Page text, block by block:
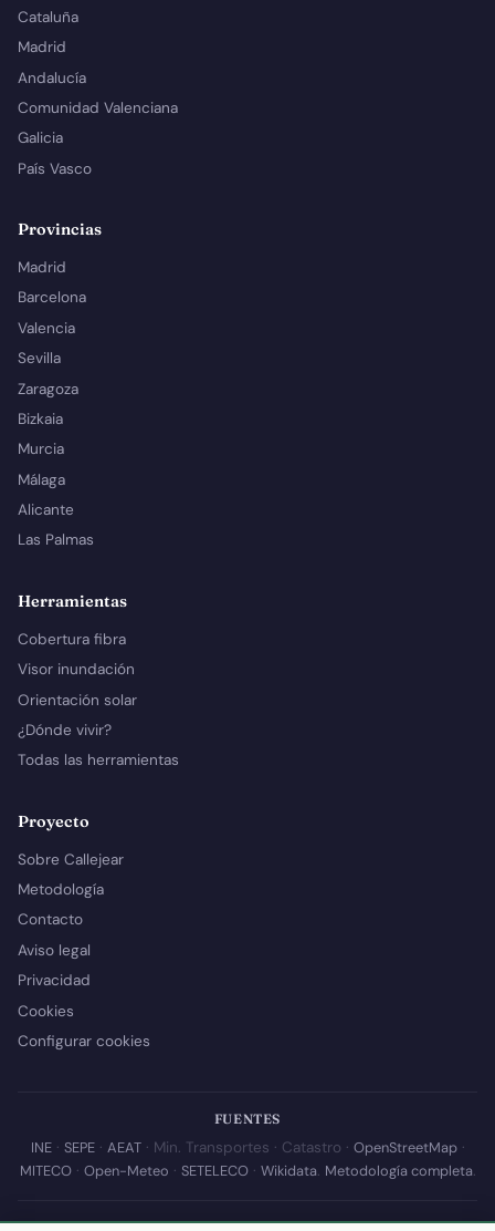
Cataluña
Madrid
Andalucía
Comunidad Valenciana
Galicia
País Vasco
Provincias
Madrid
Barcelona
Valencia
Sevilla
Zaragoza
Bizkaia
Murcia
Málaga
Alicante
Las Palmas
Herramientas
Cobertura fibra
Visor inundación
Orientación solar
¿Dónde vivir?
Todas las herramientas
Proyecto
Sobre Callejear
Metodología
Contacto
Aviso legal
Privacidad
Cookies
Configurar cookies
FUENTES
INE· SEPE· AEAT· Min. Transportes · Catastro · OpenStreetMap·
MITECO· Open-Meteo · SETELECO· Wikidata. Metodología completa.